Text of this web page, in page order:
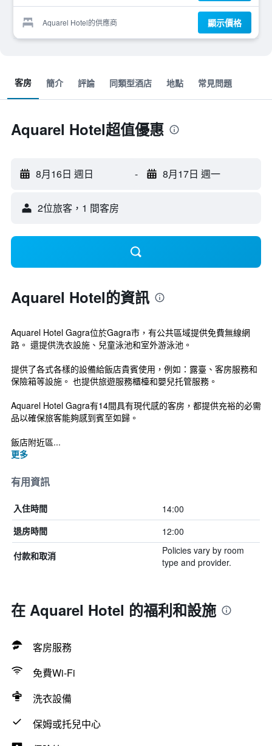
Aquarel Hotel的供應商 顯示價格
客房 簡介 評論 同類型酒店 地點 常見問題
Aquarel Hotel超值優惠
8月16日 週日 - 8月17日 週一
2位旅客，1 間客房
Aquarel Hotel的資訊
Aquarel Hotel Gagra位於Gagra市，有公共區域提供免費無線網
路。 還提供洗衣設施、兒童泳池和室外游泳池。
提供了各式各樣的設備給飯店貴賓使用，例如：露臺、客房服務和
保險箱等設施。 也提供旅遊服務櫃檯和嬰兒托管服務。
Aquarel Hotel Gagra有14間具有現代感的客房，都提供充裕的必需
品以確保旅客能夠感到賓至如歸。
飯店附近區...
更多
有用資訊
入住時間 14:00
退房時間 12:00
付款和取消
Policies vary by room
type and provider.
在 Aquarel Hotel 的福利和設施
客房服務
免費Wi-Fi
洗衣設備
保姆或托兒中心